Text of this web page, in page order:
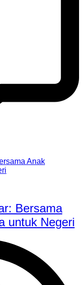
Bersama
untuk Negeri